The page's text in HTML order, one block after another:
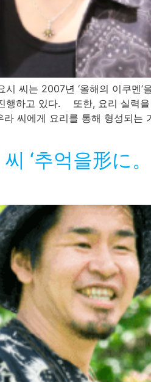
씨는 2007년 ‘올해의 이쿠멘’
행하고 있다. 또한, 요리 실력
씨에게 요리를 통해 형성되는
‘추억을形に